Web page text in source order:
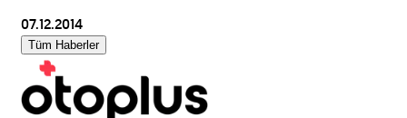
07.12.2014
Tüm Haberler